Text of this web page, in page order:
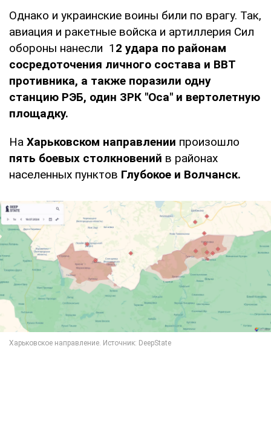
Однако и украинские воины били по врагу. Так,
авиация и ракетные войска и артиллерия Сил
обороны нанесли 1 2 удара по районам
сосредоточения личного состава и ВВТ
противника, а также поразили одну
станцию РЭБ, один ЗРК "Оса" и вертолетную
площадку.
На Харьковском направлении произошло
пять боевых столкновений в районах
населенных пунктов Глубокое и Волчанск.